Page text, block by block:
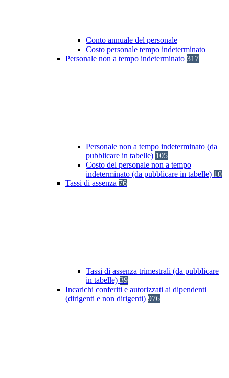
Conto annuale del personale
Costo personale tempo indeterminato
Personale non a tempo indeterminato 317
Personale non a tempo indeterminato (da
pubblicare in tabelle) 105
Costo del personale non a tempo
indeterminato (da pubblicare in tabelle) 10
Tassi di assenza 76
Tassi di assenza trimestrali (da pubblicare
in tabelle) 39
Incarichi conferiti e autorizzati ai dipendenti
(dirigenti e non dirigenti) 976